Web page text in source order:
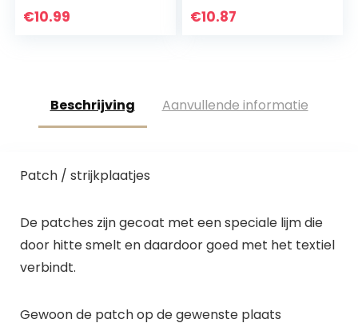
Steampunk
€10.99
puntig met
€10.87
Beschrijving Aanvullende informatie
Patch / strijkplaatjes
De patches zijn gecoat met een speciale lijm die
door hitte smelt en daardoor goed met het textiel
verbindt.
Gewoon de patch op de gewenste plaats